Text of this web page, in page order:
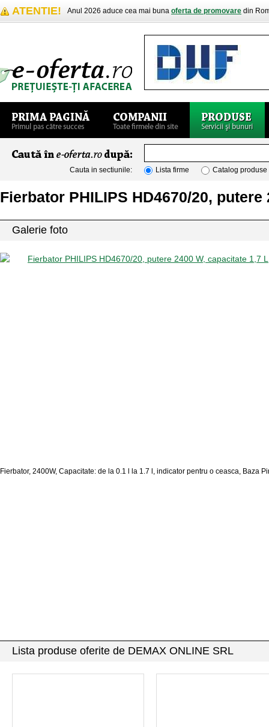
ATENTIE! Anul 2026 aduce cea mai buna oferta de promovare din
Cauta in sectiunile: Lista firme Catalog produse
Fierbator PHILIPS HD4670/20,
Galerie foto
Fierbator, 2400W, Capacitate: de la 0.1 l la 1.7 l, indicator pentru o ceasca, Baza
Lista produse oferite de DEMAX ONLINE SRL